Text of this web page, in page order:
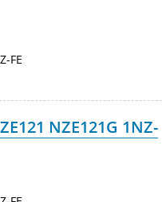
FE
NZE121G 1NZ-